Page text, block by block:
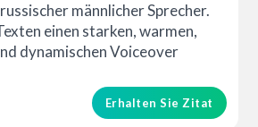
männlicher Sprecher.
einen starken, warmen,
dynamischen Voiceover
Erhalten Sie Zitat